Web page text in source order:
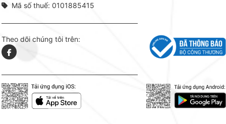
Mã số thuế: 0101885415
Theo dõi chúng tôi trên: